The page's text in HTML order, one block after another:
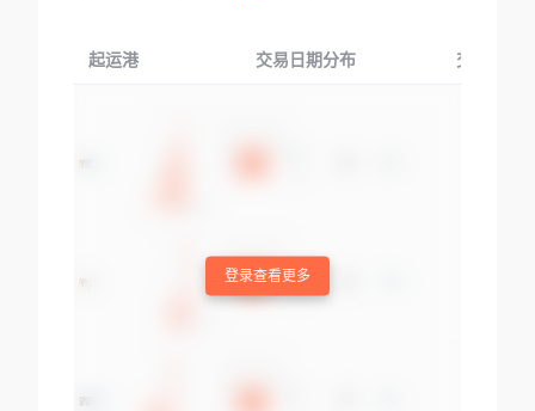
起运港 交易日期分布 交易产品
登录查看更多